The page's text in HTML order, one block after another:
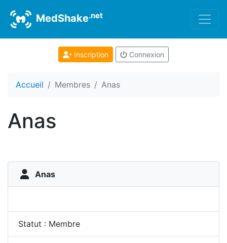
MedShake.net
Inscription Connexion
Accueil Membres Anas
Anas
Anas
Statut : Membre